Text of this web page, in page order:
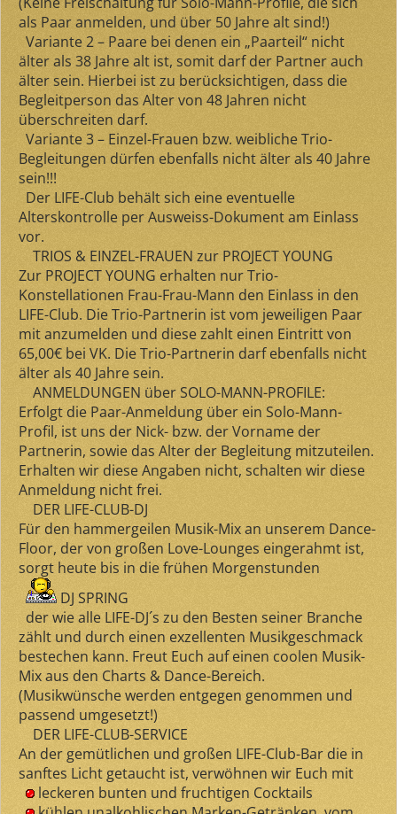
als Paar anmelden, und über 50 Jahre alt sind!)
Variante 2– Paare bei denen ein „Paarteil“ nicht
älter als 38 Jahre alt ist, somit darf der Partner auch
älter sein. Hierbei ist zu berücksichtigen, dass die
Begleitperson das Alter von 48 Jahren nicht
überschreiten darf.
Variante 3– Einzel-Frauen bzw. weibliche Trio-
Begleitungen dürfen ebenfalls nicht älter als 40 Jahre
sein!!!
Der LIFE-Club behält sich eine eventuelle
Alterskontrolle per Ausweiss-Dokument am Einlass
vor.
TRIOS & EINZEL-FRAUEN zur PROJECT YOUNG
Zur PROJECT YOUNG erhalten nur Trio-
Konstellationen Frau-Frau-Mann den Einlass in den
LIFE-Club. Die Trio-Partnerin ist vom jeweiligen Paar
mit anzumelden und diese zahlt einen Eintritt von
65,00€ bei VK. Die Trio-Partnerin darf ebenfalls nicht
älter als 40 Jahre sein.
ANMELDUNGEN über SOLO-MANN-PROFILE:
Erfolgt die Paar-Anmeldung über ein Solo-Mann-
Profil, ist uns der Nick- bzw. der Vorname der
Partnerin, sowie das Alter der Begleitung mitzuteilen.
Erhalten wir diese Angaben nicht, schalten wir diese
Anmeldung nicht frei.
DER LIFE-CLUB-DJ
Für den hammergeilen Musik-Mix an unserem Dance-
Floor, der von großen Love-Lounges eingerahmt ist,
sorgt heute bis in die frühen Morgenstunden
DJ SPRING
der wie alle LIFE-DJ´s zu den Besten seiner Branche
zählt und durch einen exzellenten Musikgeschmack
bestechen kann. Freut Euch auf einen coolen Musik-
Mix aus den Charts & Dance-Bereich.
(Musikwünsche werden entgegen genommen und
passend umgesetzt!)
DER LIFE-CLUB-SERVICE
An der gemütlichen und großen LIFE-Club-Bar die in
sanftes Licht getaucht ist, verwöhnen wir Euch mit
leckeren bunten und fruchtigen Cocktails